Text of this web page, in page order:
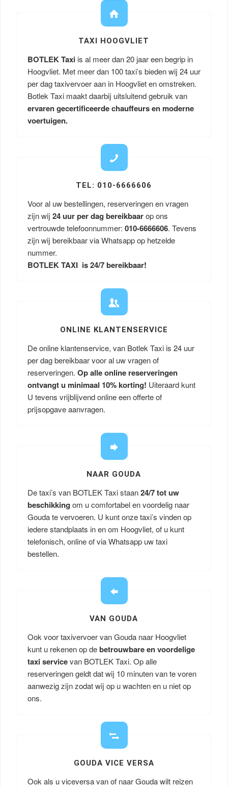
TAXI HOOGVLIET
BOTLEK Taxi is al meer dan 20 jaar een begrip in
Hoogvliet. Met meer dan 100 taxi’s bieden wij 24 uur
per dag taxivervoer aan in Hoogvliet en omstreken.
Botlek Taxi maakt daarbij uitsluitend gebruik van
ervaren gecertificeerde chauffeurs en moderne
voertuigen.
TEL: 010-6666606
Voor al uw bestellingen, reserveringen en vragen
zijn wij 24 uur per dag bereikbaarop ons
vertrouwde telefoonnummer: 010-6666606. Tevens
zijn wij bereikbaar via Whatsapp op hetzelde
nummer.
BOTLEK TAXI is 24/7 bereikbaar!
ONLINE KLANTENSERVICE
De online klantenservice, van Botlek Taxi is 24 uur
per dag bereikbaar voor al uw vragen of
reserveringen. Op alle online reserveringen
ontvangt u minimaal 10% korting! Uiteraard kunt
U tevens vrijblijvend online een offerte of
prijsopgave aanvragen.
NAAR GOUDA
De taxi’s van BOTLEK Taxi staan24/7 tot uw
beschikking om u comfortabel en voordelig naar
Gouda te vervoeren. U kunt onze taxi’s vinden op
iedere standplaats in en om Hoogvliet, of u kunt
telefonisch, online of via Whatsapp uw taxi
bestellen.
VAN GOUDA
Ook voor taxivervoer van Gouda naar Hoogvliet
kunt u rekenen op debetrouwbare en voordelige
taxi servicevan BOTLEK Taxi. Op alle
reserveringen geldt dat wij 10 minuten van te voren
aanwezig zijn zodat wij op u wachten en u niet op
ons.
GOUDA VICE VERSA
Ook als u viceversa van of naar Gouda wilt reizen